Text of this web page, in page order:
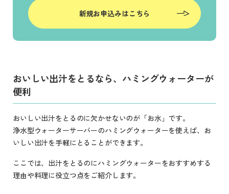
新規お申込みはこちら
おいしい出汁をとるなら、ハミングウォーターが
便利
おいしい出汁をとるのに欠かせないのが「お水」です。
浄水型ウォーターサーバーのハミングウォーターを使えば、お
いしい出汁を手軽にとることができます。
ここでは、出汁をとるのにハミングウォーターをおすすめする
理由や料理に役立つ点をご紹介します。